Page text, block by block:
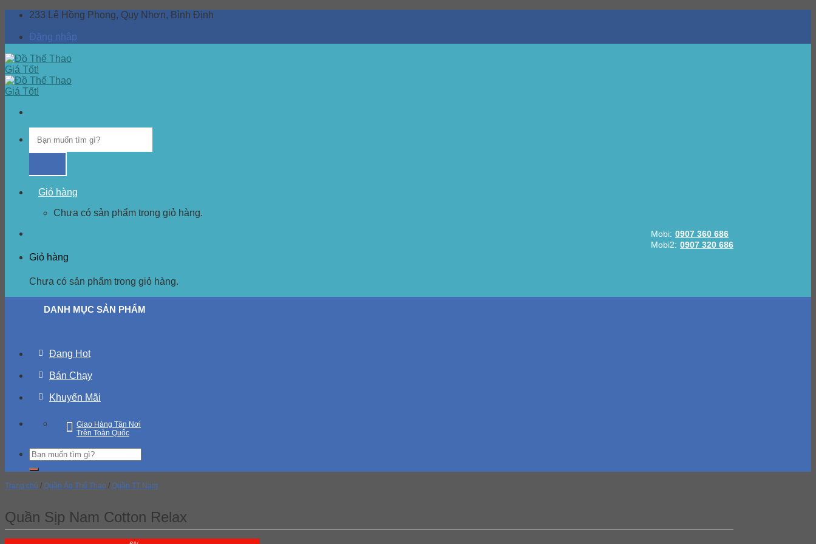
Skip
content
233 Lê Hồng Phong, Quy Nhơn, Bình Định
Đăng nhập
Giỏ hàng
Chưa có sản phẩm trong giỏ hàng.
Mobi: 0907 360 686
Mobi2: 0907 320 686
Giỏ hàng
Chưa có sản phẩm trong giỏ hàng.
DANH MỤC SẢN PHẨM
Đang Hot
Bán Chạy
Khuyến Mãi
Giao Hàng Tận Nơi
Trên Toàn Quốc
Trang chủ / Quần Áo Thể Thao / Quần TT Nam
Quần Sịp Nam Cotton Relax